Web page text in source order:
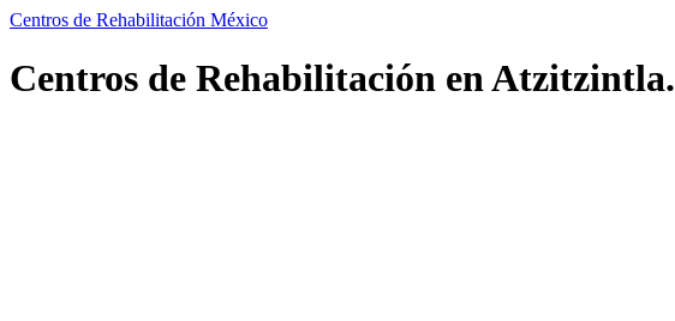
Centros de Rehabilitación México
Centros de Rehabilitación en Atzitzintla.